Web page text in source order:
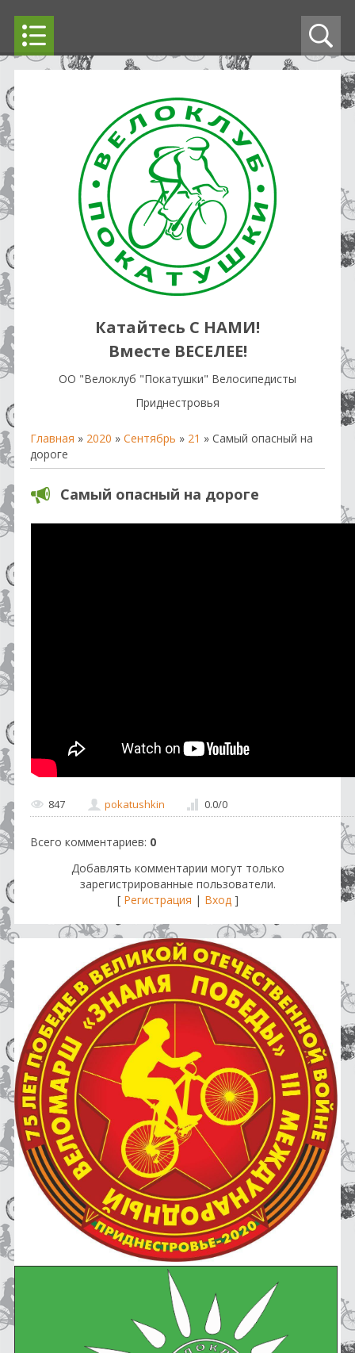
Катайтесь С НАМИ!
Вместе ВЕСЕЛЕЕ!
OO "Велоклуб "Покатушки" Велосипедисты
Приднестровья
Главная » 2020 » Сентябрь » 21 » Самый опасный на
дороге
Самый опасный на дороге
847 pokatushkin 0.0/0
Всего комментариев: 0
Добавлять комментарии могут только
зарегистрированные пользователи.
[ Регистрация | Вход]